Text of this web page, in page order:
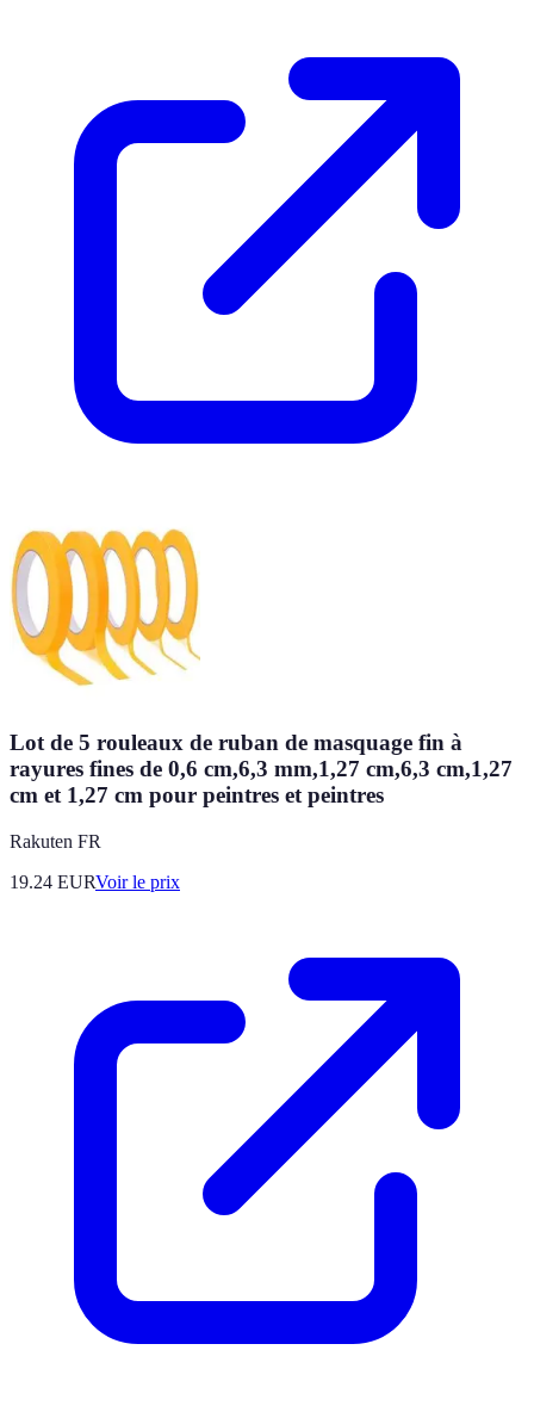
Lot de 5 rouleaux de ruban de masquage fin à
rayures fines de 0,6 cm,6,3 mm,1,27 cm,6,3 cm,1,27
cm et 1,27 cm pour peintres et peintres
Rakuten FR
19.24 EURVoir le prix